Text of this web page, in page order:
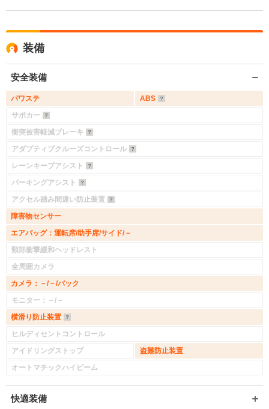
装備
安全装備
パワステ
ABS
サポカー
衝突被害軽減ブレーキ
アダプティブクルーズコントロール
レーンキープアシスト
パーキングアシスト
アクセル踏み間違い防止装置
障害物センサー
エアバッグ：運転席/助手席/サイド/－
頸部衝撃緩和ヘッドレスト
全周囲カメラ
カメラ：－/－/バック
モニター：－/－
横滑り防止装置
ヒルディセントコントロール
アイドリングストップ
盗難防止装置
オートマチックハイビーム
快適装備